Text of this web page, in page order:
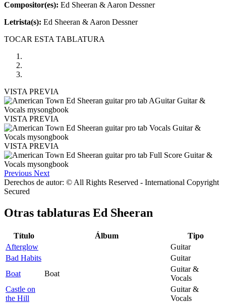
Compositor(es): Ed Sheeran & Aaron Dessner
Letrista(s): Ed Sheeran & Aaron Dessner
TOCAR ESTA TABLATURA
VISTA PREVIA
VISTA PREVIA
VISTA PREVIA
Previous Next
Derechos de autor: © All Rights Reserved - International Copyright
Secured
Otras tablaturas Ed Sheeran
Título Álbum
Tipo
Afterglow
Guitar
Bad Habits
Guitar
Boat
Boat
Guitar &
Vocals
Castle on
the Hill
Guitar &
Vocals